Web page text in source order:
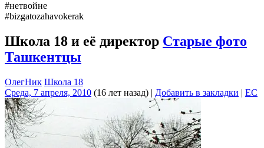
#нетвойне
#bizgatozahavokerak
Школа 18 и её директор Старые фото
Ташкентцы
ОлегНик Школа 18
Среда, 7 апреля, 2010 (16 лет назад) | Добавить в закладки | EC